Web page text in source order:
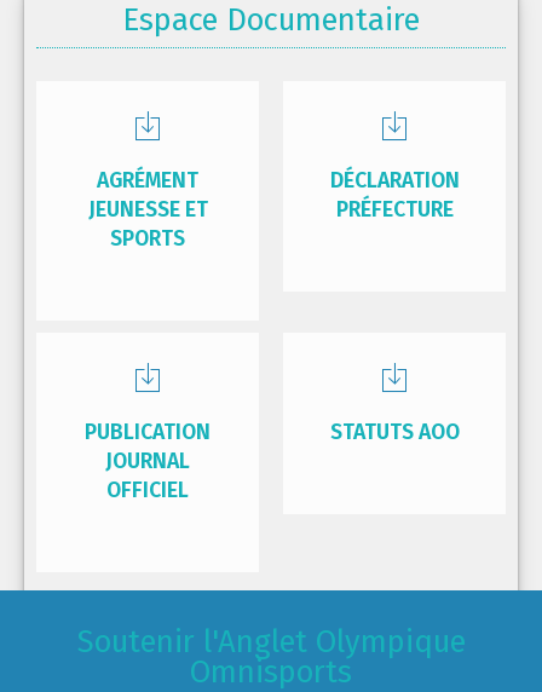
Espace Documentaire
AGRÉMENT
JEUNESSE ET
SPORTS
DÉCLARATION
PRÉFECTURE
PUBLICATION
JOURNAL
OFFICIEL
STATUTS AOO
Soutenir l'Anglet Olympique
Omnisports